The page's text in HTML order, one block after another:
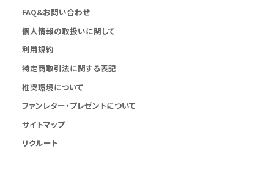
FAQ&お問い合わせ
個人情報の取扱いに関して
利用規約
特定商取引法に関する表記
推奨環境について
ファンレター・プレゼントについて
サイトマップ
リクルート